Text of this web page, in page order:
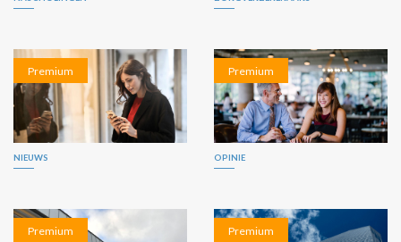
Premium
NIEUWS
Premium
OPINIE
Premium Premium